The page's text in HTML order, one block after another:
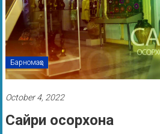
Барномаҳо
October 4, 2022
Сайри осорхона